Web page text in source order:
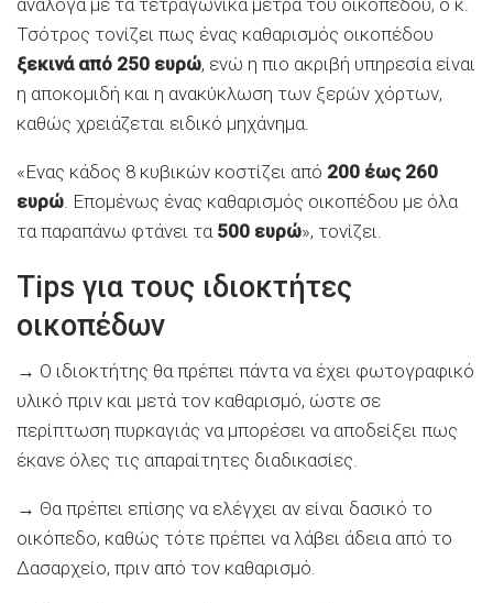
Τσότρος τονίζει πως ένας καθαρισμός οικοπέδου
ξεκινά από 250 ευρώ, ενώ η πιο ακριβή υπηρεσία είναι
η αποκομιδή και η ανακύκλωση των ξερών χόρτων,
καθώς χρειάζεται ειδικό μηχάνημα.
«Ενας κάδος 8 κυβικών κοστίζει από 200 έως 260
ευρώ . Επομένως ένας καθαρισμός οικοπέδου με όλα
τα παραπάνω φτάνει τα 500 ευρώ», τονίζει.
Tips για τους ιδιοκτήτες
οικοπέδων
→ Ο ιδιοκτήτης θα πρέπει πάντα να έχει φωτογραφικό
υλικό πριν και μετά τον καθαρισμό, ώστε σε
περίπτωση πυρκαγιάς να μπορέσει να αποδείξει πως
έκανε όλες τις απαραίτητες διαδικασίες.
→ Θα πρέπει επίσης να ελέγχει αν είναι δασικό το
οικόπεδο, καθώς τότε πρέπει να λάβει άδεια από το
Δασαρχείο, πριν από τον καθαρισμό.